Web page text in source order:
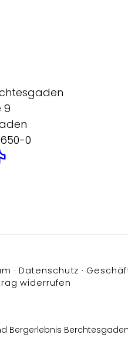
9
0
Datenschutz
widerrufen
Bergerlebnis